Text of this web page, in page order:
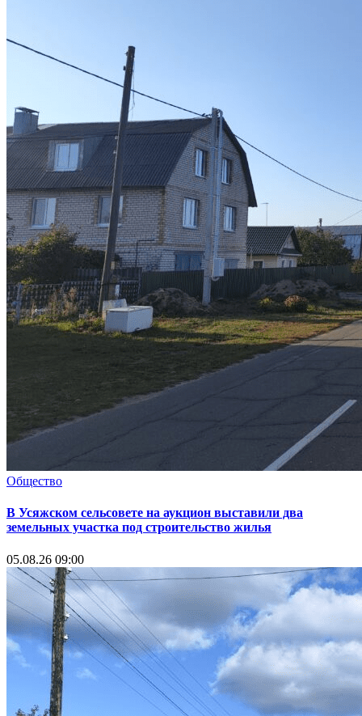
Общество
В Усяжском сельсовете на аукцион выставили два
земельных участка под строительство жилья
05.08.26 09:00